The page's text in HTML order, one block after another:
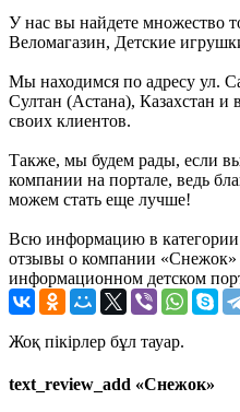
У нас вы найдете множество
Веломагазин, Детские
Мы находимся по адресу ул.
Султан (Астана), Казахстан и
своих клиентов.
Также, мы будем рады, если
компании на портале, ведь
можем стать еще лучше!
Всю информацию в категории
отзывы о компании «Снежок»
информационном детском
Жоқ пікірлер бұл тауар.
text_review_add «Снежок»